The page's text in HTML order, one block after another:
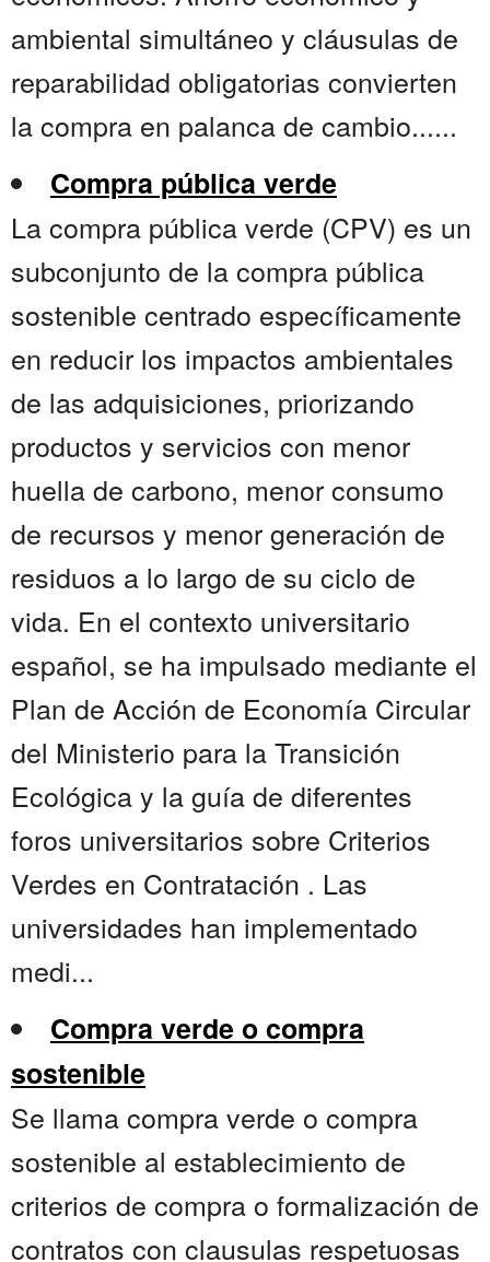
ambiental simultáneo y cláusulas de
reparabilidad obligatorias convierten
la compra en palanca de cambio......
Compra pública verde
La compra pública verde (CPV) es un
subconjunto de la compra pública
sostenible centrado específicamente
en reducir los impactos ambientales
de las adquisiciones, priorizando
productos y servicios con menor
huella de carbono, menor consumo
de recursos y menor generación de
residuos a lo largo de su ciclo de
vida. En el contexto universitario
español, se ha impulsado mediante el
Plan de Acción de Economía Circular
del Ministerio para la Transición
Ecológica y la guía de diferentes
foros universitarios sobre Criterios
Verdes en Contratación . Las
universidades han implementado
medi...
Compra verde o compra
sostenible
Se llama compra verde o compra
sostenible al establecimiento de
criterios de compra o formalización de
contratos con clausulas respetuosas